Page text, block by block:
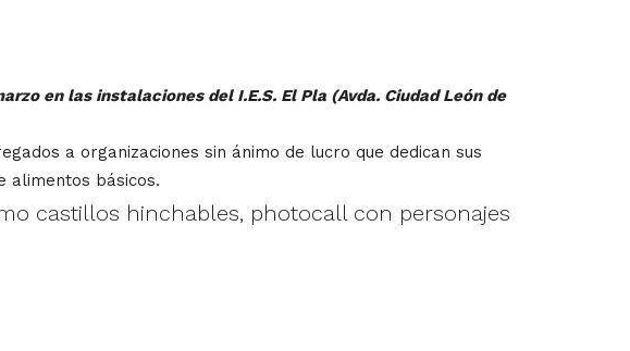
en las instalaciones del I.E.S. El Pla (Avda. Ciudad León de
a organizaciones sin ánimo de lucro que dedican sus
alimentos básicos.
castillos hinchables, photocall con personajes